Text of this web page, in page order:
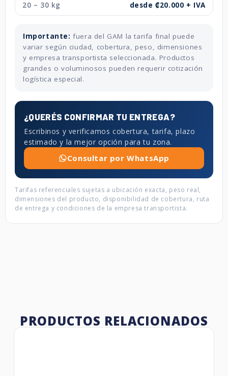
20 – 30 kg desde ₡20.000 + IVA
Importante: fuera del GAM la tarifa final puede
variar según ciudad, cobertura, peso, dimensiones
y empresa transportista seleccionada. Productos
grandes o voluminosos pueden requerir cotización
logística especial.
¿QUERÉS CONFIRMAR TU ENTREGA?
Escribinos y verificamos cobertura, tarifa, plazo
estimado y la mejor opción para tu zona.
Consultar por WhatsApp
Tarifas referenciales sujetas a ubicación exacta, peso real,
dimensiones del producto, disponibilidad de cobertura, ruta
de entrega y condiciones de la empresa transportista.
PRODUCTOS RELACIONADOS